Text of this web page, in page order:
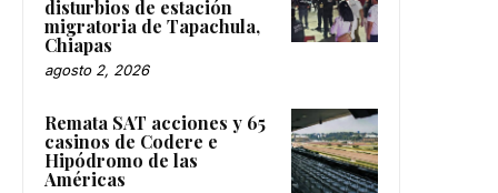
disturbios de estación
migratoria de Tapachula,
Chiapas
agosto 2, 2026
Remata SAT acciones y 65
casinos de Codere e
Hipódromo de las
Américas